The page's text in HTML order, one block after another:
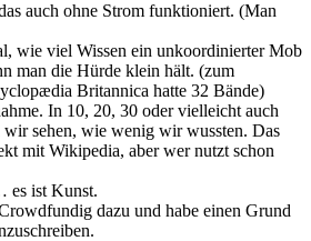
auch ohne Strom funktioniert. (Man
wie viel Wissen ein unkoordinierter Mob
man die Hürde klein hält. (zum
Britannica hatte 32 Bände)
In 10, 20, 30 oder vielleicht auch
wir sehen, wie wenig wir wussten. Das
mit Wikipedia, aber wer nutzt schon
es ist Kunst.
dazu und habe einen Grund